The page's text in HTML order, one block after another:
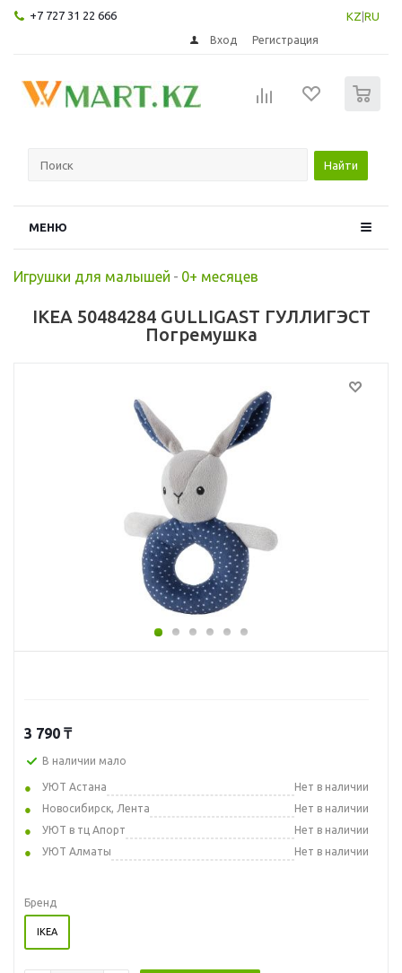
+7 727 31 22 666 KZ RU
Вход Регистрация
Найти
МЕНЮ
Игрушки для малышей - 0+ месяцев
IKEA 50484284 GULLIGAST ГУЛЛИГЭСТ
Погремушка
3 790 ₸
В наличии мало
УЮТ Астана
Нет в наличии
Новосибирск, Лента
Нет в наличии
УЮТ в тц Апорт
Нет в наличии
УЮТ Алматы
Нет в наличии
Бренд
IKEA